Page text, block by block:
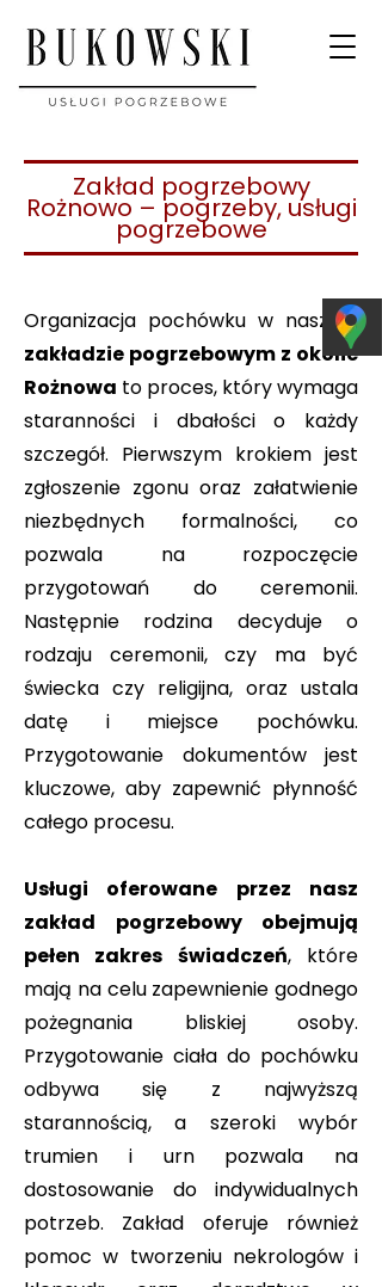
Zakład pogrzebowy
Rożnowo – pogrzeby, usługi
pogrzebowe
Organizacja pochówku w naszym
zakładzie pogrzebowym z okolic
Rożnowa to proces, który wymaga
staranności i dbałości o każdy
szczegół. Pierwszym krokiem jest
zgłoszenie zgonu oraz załatwienie
niezbędnych formalności, co
pozwala na rozpoczęcie
przygotowań do ceremonii.
Następnie rodzina decyduje o
rodzaju ceremonii, czy ma być
świecka czy religijna, oraz ustala
datę i miejsce pochówku.
Przygotowanie dokumentów jest
kluczowe, aby zapewnić płynność
całego procesu.
Usługi oferowane przez nasz
zakład pogrzebowy obejmują
pełen zakres świadczeń, które
mają na celu zapewnienie godnego
pożegnania bliskiej osoby.
Przygotowanie ciała do pochówku
odbywa się z najwyższą
starannością, a szeroki wybór
trumien i urn pozwala na
dostosowanie do indywidualnych
potrzeb. Zakład oferuje również
pomoc w tworzeniu nekrologów i